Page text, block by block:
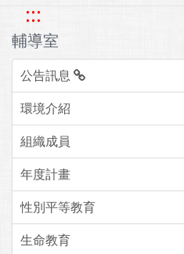
:::
輔導室
公告訊息
環境介紹
組織成員
年度計畫
性別平等教育
生命教育